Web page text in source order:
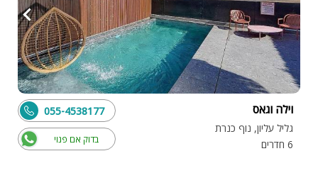
וילה וגאס
גליל עליון, נוף כנרת
6 חדרים
בדוק אם פנוי
055-4538177